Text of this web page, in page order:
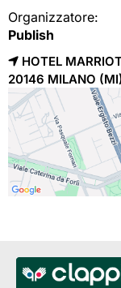
Organizzatore:
Publish
HOTEL
20146 MILANO